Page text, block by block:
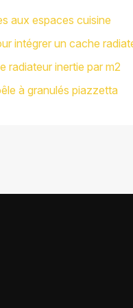
aux espaces cuisine
intégrer un cache
radiateur inertie par m2
à granulés piazzetta